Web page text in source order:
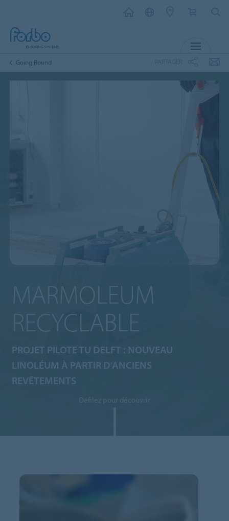
Going Round
MARMOLEUM
RECYCLABLE
PROJET PILOTE TU DELFT : NOUVEAU
LINOLÉUM À PARTIR D’ANCIENS
REVÊTEMENTS
Défilez pour découvrir